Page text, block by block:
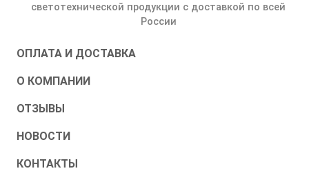
светотехнической продукции с доставкой по всей
России
ОПЛАТА И ДОСТАВКА
О КОМПАНИИ
ОТЗЫВЫ
НОВОСТИ
КОНТАКТЫ